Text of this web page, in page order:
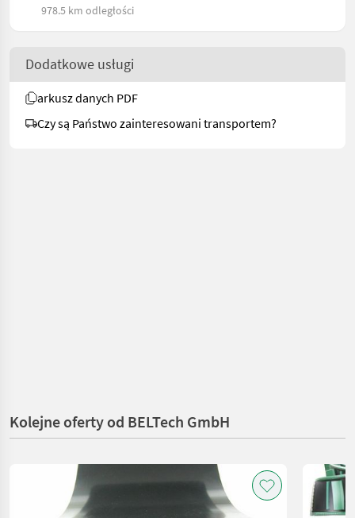
978.5 km odległości
Dodatkowe usługi
arkusz danych PDF
Czy są Państwo zainteresowani transportem?
Kolejne oferty od BELTech GmbH